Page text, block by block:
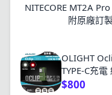
NITECORE MT2A
附原廠訂
OLIGHT
TYPE-C充
$800